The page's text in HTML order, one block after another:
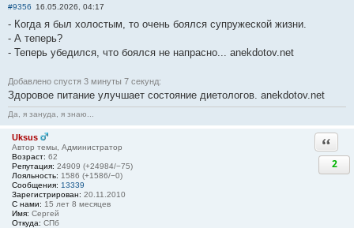
#9356 16.05.2026, 04:17
- Когда я был холостым, то очень боялся супружеской жизни.
- А теперь?
- Теперь убедился, что боялся не напрасно... anekdotov.net
Добавлено спустя 3 минуты 7 секунд:
Здоровое питание улучшает состояние диетологов. anekdotov.net
Да, я зануда, я знаю...
Uksus
Автор темы, Администратор
Возраст: 62
Репутация: 24909 (+24984/−75)
Лояльность: 1586 (+1586/−0)
Сообщения: 13339
Зарегистрирован: 20.11.2010
С нами: 15 лет 8 месяцев
Имя: Сергей
Откуда: СПб
2